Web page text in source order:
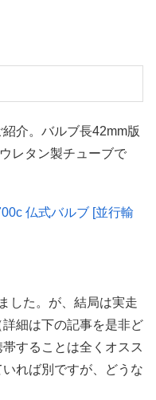
介。バルブ長42mm版
レタン製チューブで
仏式バルブ [並行輸
した。が、結局は実走
細は下の記事を是非ど
することは全くオスス
れば別ですが、どうな